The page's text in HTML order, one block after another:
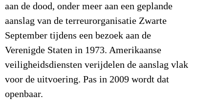
aan de dood, onder meer aan een geplande
aanslag van de terreurorganisatie Zwarte
September tijdens een bezoek aan de
Verenigde Staten in 1973. Amerikaanse
veiligheidsdiensten verijdelen de aanslag vlak
voor de uitvoering. Pas in 2009 wordt dat
openbaar.